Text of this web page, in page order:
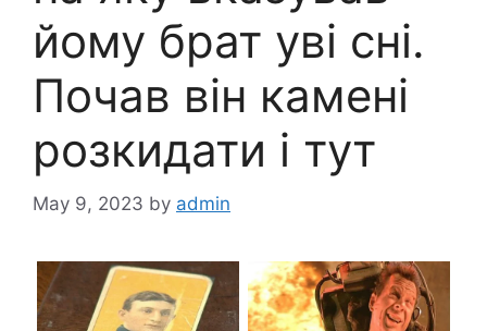
йому брат уві сні.
Почав він камені
розкидати і тут
May 9, 2023 by admin